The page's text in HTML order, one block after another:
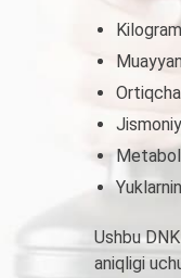
Ushbu
aniqligi